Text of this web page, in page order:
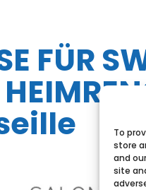
To
store
and
site
FÜR